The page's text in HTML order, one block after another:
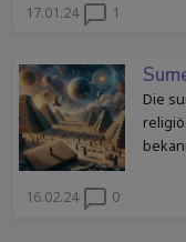
17.01.24 1
Die
16.02.24 0